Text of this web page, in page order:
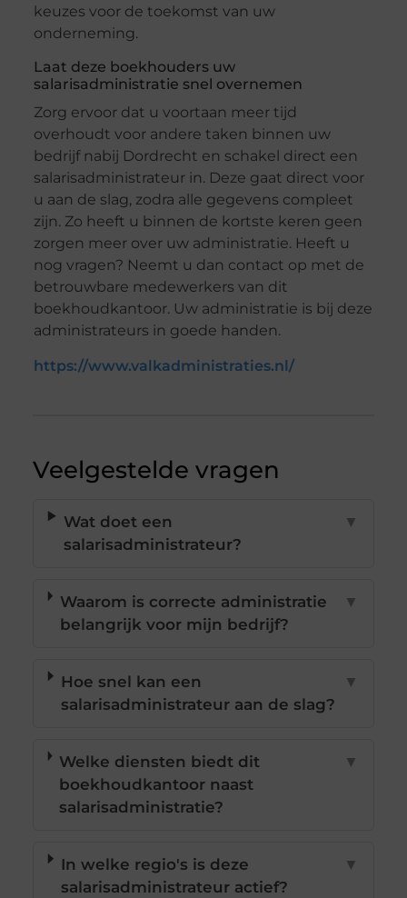
keuzes voor de toekomst van uw
onderneming.
Laat deze boekhouders uw
salarisadministratie snel overnemen
Zorg ervoor dat u voortaan meer tijd
overhoudt voor andere taken binnen uw
bedrijf nabij Dordrecht en schakel direct een
salarisadministrateur in. Deze gaat direct voor
u aan de slag, zodra alle gegevens compleet
zijn. Zo heeft u binnen de kortste keren geen
zorgen meer over uw administratie. Heeft u
nog vragen? Neemt u dan contact op met de
betrouwbare medewerkers van dit
boekhoudkantoor. Uw administratie is bij deze
administrateurs in goede handen.
https://www.valkadministraties.nl/
Veelgestelde vragen
Wat doet een
salarisadministrateur?
▼
Waarom is correcte administratie
belangrijk voor mijn bedrijf?
▼
Hoe snel kan een
salarisadministrateur aan de slag?
▼
Welke diensten biedt dit
boekhoudkantoor naast
salarisadministratie?
▼
In welke regio's is deze
salarisadministrateur actief?
▼